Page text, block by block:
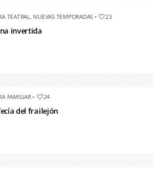
TEATRAL, NUEVAS TEMPORADAS • 23
invertida
FAMILIAR• 24
del frailejón